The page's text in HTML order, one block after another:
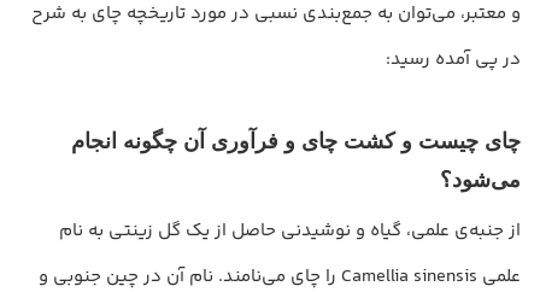
و معتبر، می‌توان به جمع‌بندی نسبی در مورد تاریخچه چای به شرح
در پی آمده رسید:
چای چیست و کشت چای و فرآوری آن چگونه انجام
می‌شود؟
از جنبه‌ی علمی، گیاه و نوشیدنی حاصل از یک گل زینتی به نام
علمی Camellia sinensis را چای می‌نامند. نام آن در چین جنوبی و